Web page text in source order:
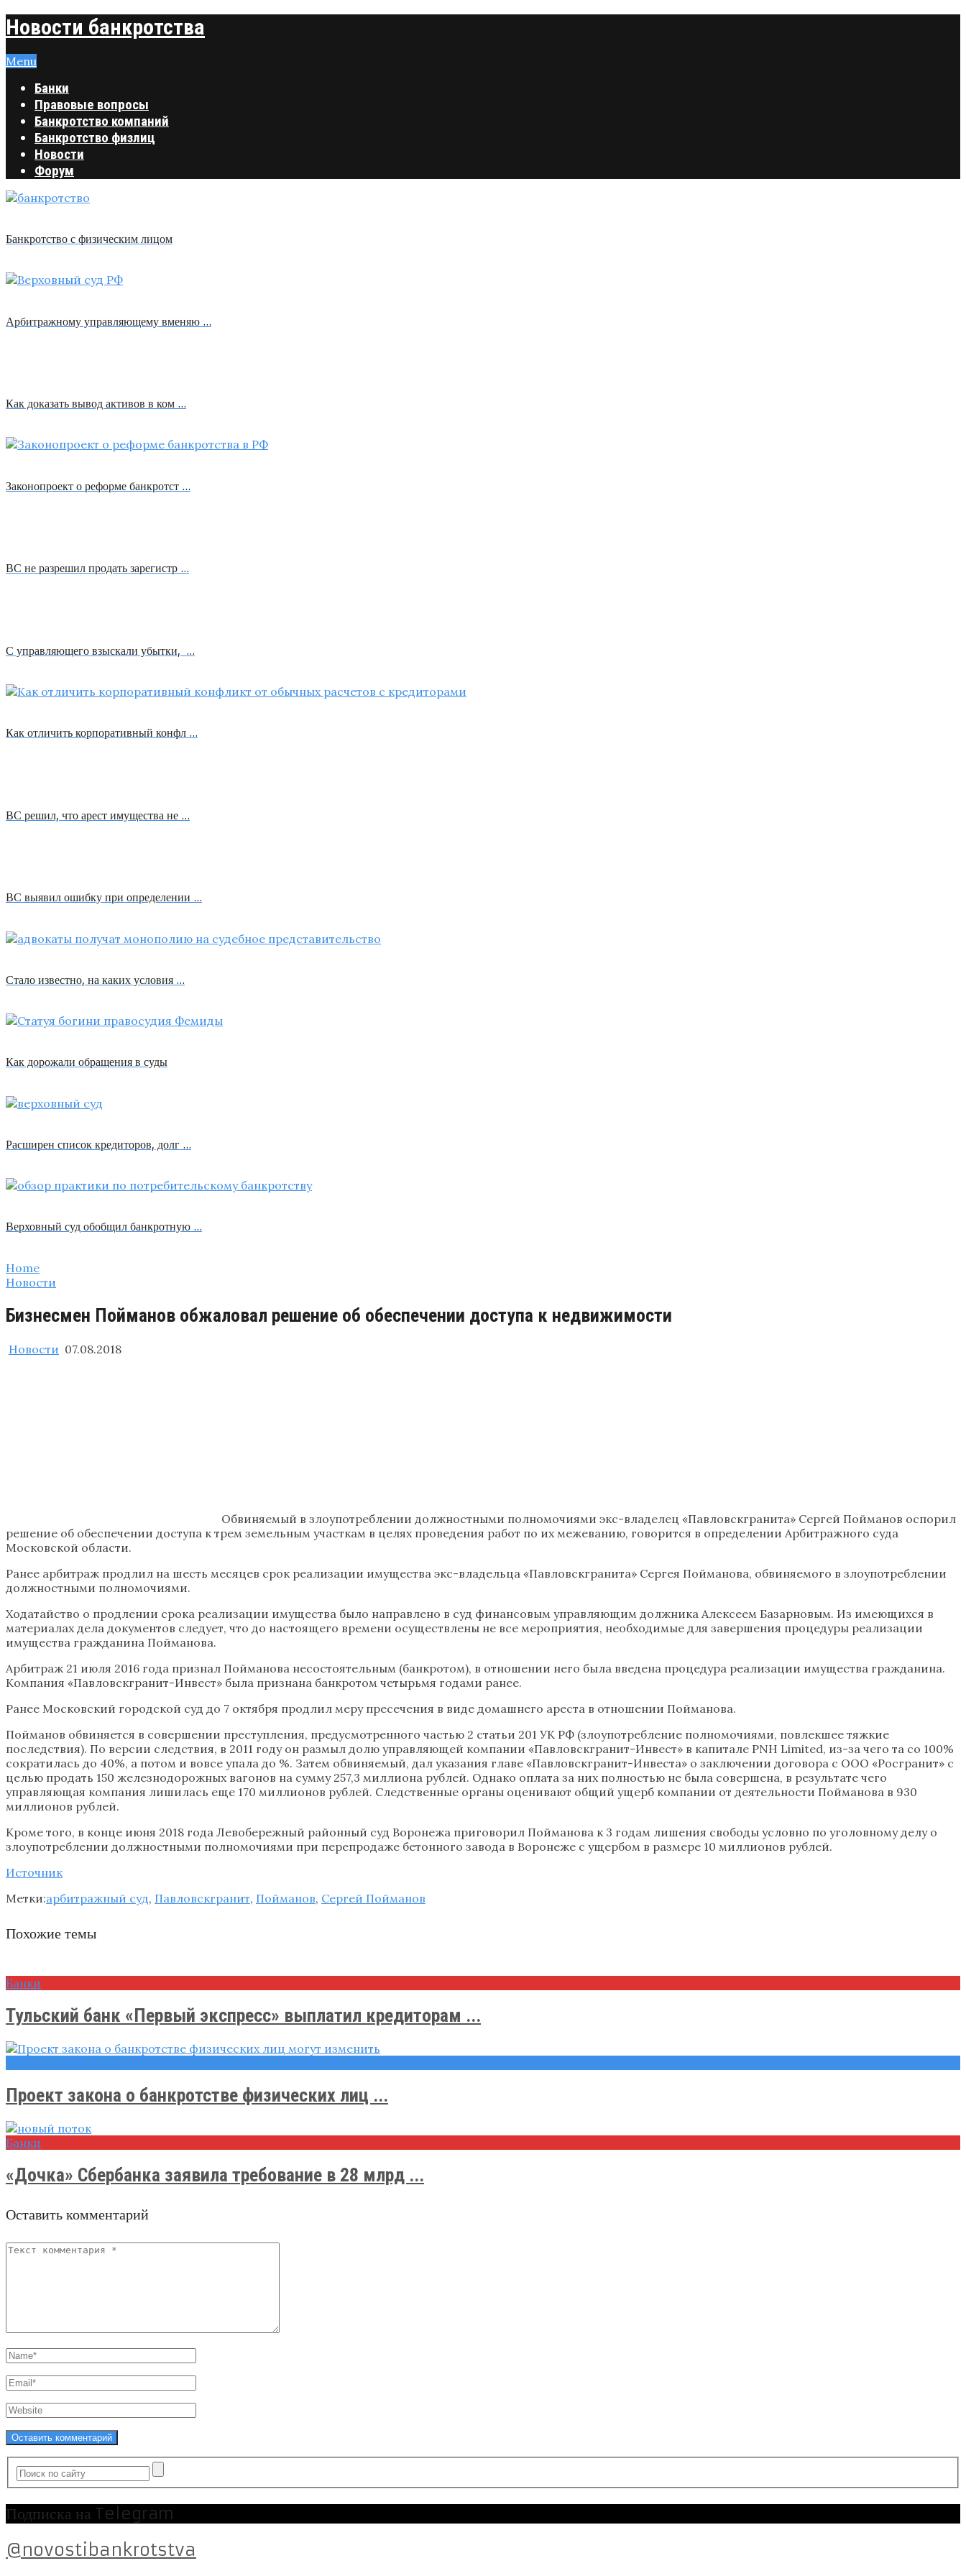
Новости банкротства
Menu
Банки
Правовые вопросы
Банкротство компаний
Банкротство физлиц
Новости
Форум
Банкротство с физическим лицом
Арбитражному управляющему вменяю …
Как доказать вывод активов в ком …
Законопроект о реформе банкротст …
ВС не разрешил продать зарегистр …
С управляющего взыскали убытки, …
Как отличить корпоративный конфл …
ВС решил, что арест имущества не …
ВС выявил ошибку при определении …
Стало известно, на каких условия …
Как дорожали обращения в суды
Расширен список кредиторов, долг …
Верховный суд обобщил банкротную …
Home
Новости
Бизнесмен Пойманов обжаловал решение об обеспечении доступа к недвижимости
Новости 07.08.2018
Обвиняемый в злоупотреблении должностными полномочиями экс-владелец «Павловскгранита» Сергей Пойманов оспорил
решение об обеспечении доступа к трем земельным участкам в целях проведения работ по их межеванию, говорится в определении Арбитражного суда
Московской области.
Ранее арбитраж продлил на шесть месяцев срок реализации имущества экс-владельца «Павловскгранита» Сергея Пойманова, обвиняемого в злоупотреблении
должностными полномочиями.
Ходатайство о продлении срока реализации имущества было направлено в суд финансовым управляющим должника Алексеем Базарновым. Из имеющихся в
материалах дела документов следует, что до настоящего времени осуществлены не все мероприятия, необходимые для завершения процедуры реализации
имущества гражданина Пойманова.
Арбитраж 21 июля 2016 года признал Пойманова несостоятельным (банкротом), в отношении него была введена процедура реализации имущества гражданина.
Компания «Павловскгранит-Инвест» была признана банкротом четырьмя годами ранее.
Ранее Московский городской суд до 7 октября продлил меру пресечения в виде домашнего ареста в отношении Пойманова.
Пойманов обвиняется в совершении преступления, предусмотренного частью 2 статьи 201 УК РФ (злоупотребление полномочиями, повлекшее тяжкие
последствия). По версии следствия, в 2011 году он размыл долю управляющей компании «Павловскгранит-Инвест» в капитале PNH Limited, из-за чего та со 100%
сократилась до 40%, а потом и вовсе упала до %. Затем обвиняемый, дал указания главе «Павловскгранит-Инвеста» о заключении договора с ООО «Росгранит» с
целью продать 150 железнодорожных вагонов на сумму 257,3 миллиона рублей. Однако оплата за них полностью не была совершена, в результате чего
управляющая компания лишилась еще 170 миллионов рублей. Следственные органы оценивают общий ущерб компании от деятельности Пойманова в 930
миллионов рублей.
Кроме того, в конце июня 2018 года Левобережный районный суд Воронежа приговорил Пойманова к 3 годам лишения свободы условно по уголовному делу о
злоупотреблении должностными полномочиями при перепродаже бетонного завода в Воронеже с ущербом в размере 10 миллионов рублей.
Источник
Метки:арбитражный суд, Павловскгранит, Пойманов, Сергей Пойманов
Похожие темы
Банки
Тульский банк «Первый экспресс» выплатил кредиторам ...
Проект закона о банкротстве физических лиц ...
Банки
«Дочка» Сбербанка заявила требование в 28 млрд ...
Оставить комментарий
Подписка на Telegram
@novostibankrotstva